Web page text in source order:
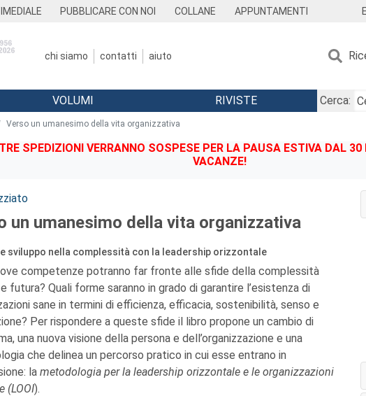
PUBBLICARE CON NOI COLLANE APPUNTAMENTI
chi siamo contatti aiuto
VOLUMI RIVISTE
Cerca:
Verso un umanesimo della vita organizzativa
SPEDIZIONI VERRANNO SOSPESE PER LA PAUSA ESTIVA DAL
VACANZE!
un umanesimo della vita organizzativa
sviluppo nella complessità con la leadership orizzontale
competenze potranno far fronte alle sfide della complessità
futura? Quali forme saranno in grado di garantire l’esistenza di
sane in termini di efficienza, efficacia, sostenibilità, senso e
Per rispondere a queste sfide il libro propone un cambio di
una nuova visione della persona e dell’organizzazione e una
che delinea un percorso pratico in cui esse entrano in
la metodologia per la leadership orizzontale e le organizzazioni
(LOOI).